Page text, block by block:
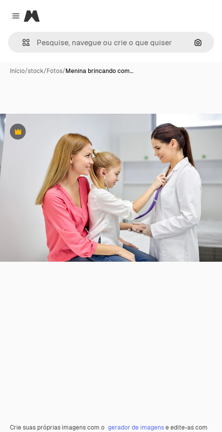
Close menu
Magnific
Início/stock/Fotos/Menina brincando com…
Premium
Crie suas próprias imagens com o gerador de imagense edite-as com